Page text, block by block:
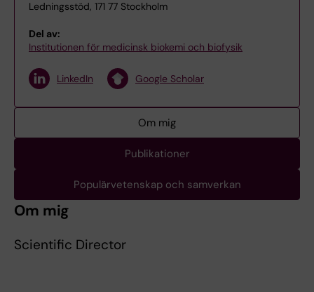
Ledningsstöd, 171 77 Stockholm
Del av:
Institutionen för medicinsk biokemi och biofysik
LinkedIn Google Scholar
Om mig
Publikationer
Populärvetenskap och samverkan
Om mig
Scientific Director